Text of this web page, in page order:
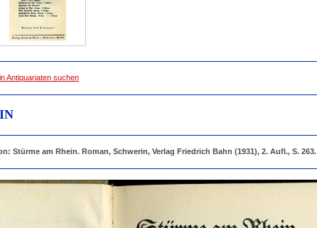
Antiquariaten suchen
Stürme am Rhein. Roman, Schwerin, Verlag Friedrich Bahn (1931), 2. Aufl., S. 263.